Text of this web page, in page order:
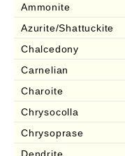
Ammonite
Azurite/Shattuckite
Chalcedony
Carnelian
Charoite
Chrysocolla
Chrysoprase
Dendrite